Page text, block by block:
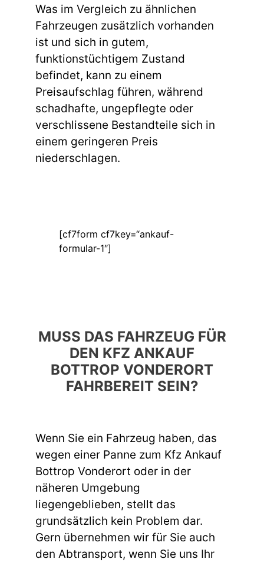
Was im Vergleich zu ähnlichen
Fahrzeugen zusätzlich vorhanden
ist und sich in gutem,
funktionstüchtigem Zustand
befindet, kann zu einem
Preisaufschlag führen, während
schadhafte, ungepflegte oder
verschlissene Bestandteile sich in
einem geringeren Preis
niederschlagen.
[cf7form cf7key=“ankauf-
formular-1″]
MUSS DAS FAHRZEUG FÜR
DEN KFZ ANKAUF
BOTTROP VONDERORT
FAHRBEREIT SEIN?
Wenn Sie ein Fahrzeug haben, das
wegen einer Panne zum Kfz Ankauf
Bottrop Vonderort oder in der
näheren Umgebung
liegengeblieben, stellt das
grundsätzlich kein Problem dar.
Gern übernehmen wir für Sie auch
den Abtransport, wenn Sie uns Ihr